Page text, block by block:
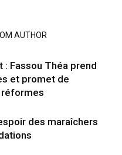
AUTHOR
: Fassou Théa prend
et promet de
des maraîchers